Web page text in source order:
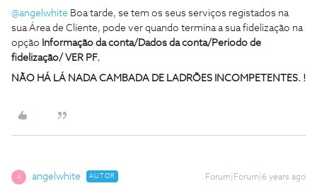
@angelwhite Boa tarde, se tem os seus serviços registados na
sua Área de Cliente, pode ver quando termina a sua fidelização na
opção Informação da conta/Dados da conta/Periodo de
fidelização/ VER PF.
NÃO HÁ LÁ NADA CAMBADA DE LADRÕES INCOMPETENTES. !
A angelwhite AUTOR Forum|Forum|6 years ago